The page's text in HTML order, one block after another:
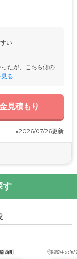
っています。日中は
ので、ご安心くださ
い
たが、こちら側の
る
見積もり
※2026/07/26更新
す
西町 閲覧中の施